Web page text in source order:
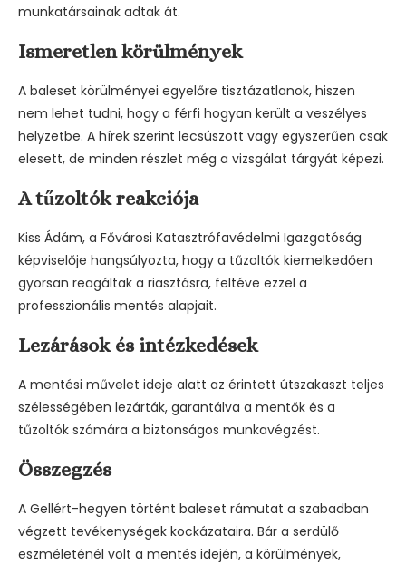
munkatársainak adtak át.
Ismeretlen körülmények
A baleset körülményei egyelőre tisztázatlanok, hiszen
nem lehet tudni, hogy a férfi hogyan került a veszélyes
helyzetbe. A hírek szerint lecsúszott vagy egyszerűen csak
elesett, de minden részlet még a vizsgálat tárgyát képezi.
A tűzoltók reakciója
Kiss Ádám, a Fővárosi Katasztrófavédelmi Igazgatóság
képviselője hangsúlyozta, hogy a tűzoltók kiemelkedően
gyorsan reagáltak a riasztásra, feltéve ezzel a
professzionális mentés alapjait.
Lezárások és intézkedések
A mentési művelet ideje alatt az érintett útszakaszt teljes
szélességében lezárták, garantálva a mentők és a
tűzoltók számára a biztonságos munkavégzést.
Összegzés
A Gellért-hegyen történt baleset rámutat a szabadban
végzett tevékenységek kockázataira. Bár a serdülő
eszméleténél volt a mentés idején, a körülmények,